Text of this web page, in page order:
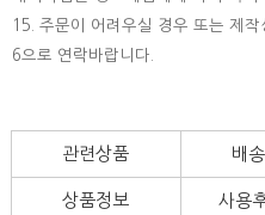
15. 주문이 어려우실 경우 또는 제
6으로 연락바랍니다.
관련상품 배
상품정보 사용